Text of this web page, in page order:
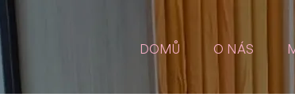
DOMŮ O NÁS